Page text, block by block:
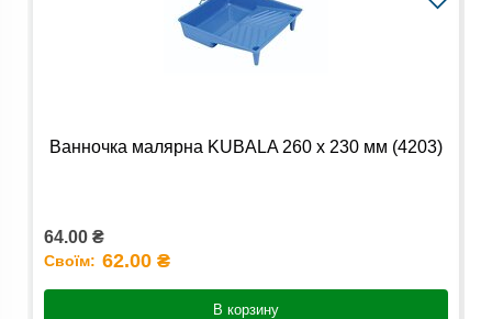
Ванночка малярна KUBALA 260 x 230 мм (4203)
64.00 ₴
Своїм: 62.00 ₴
В корзину